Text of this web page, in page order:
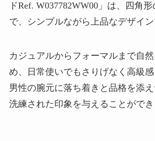
ドRef. W037782WW00」は、四角
で、シンプルながら上品なデザイン
カジュアルからフォーマルまで自
め、日常使いでもさりげなく高級感
男性の腕元に落ち着きと品格を添
洗練された印象を与えることができ